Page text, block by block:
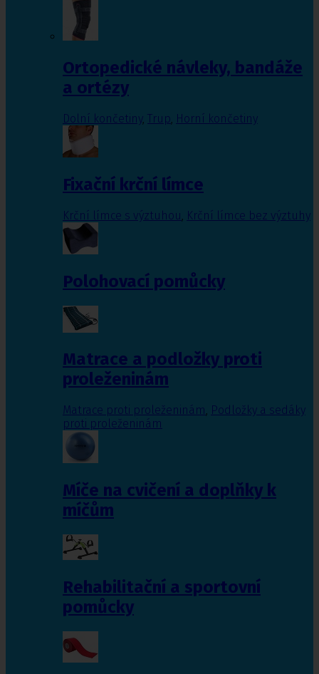
Ortopedické návleky, bandáže
a ortézy
Dolní končetiny, Trup, Horní končetiny
Fixační krční límce
Krční límce s výztuhou Krční límce bez výztuhy
Polohovací pomůcky
Matrace a podložky proti
proleženinám
Matrace proti proleženinám, Podložky a sedáky
proti proleženinám
Míče na cvičení a doplňky k
míčům
Rehabilitační a sportovní
pomůcky